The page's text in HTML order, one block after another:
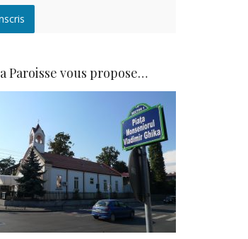
Paroisse vous propose…